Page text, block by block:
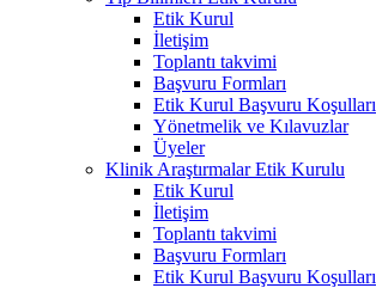
Etik Kurul
İletişim
Toplantı takvimi
Başvuru Formları
Etik Kurul Başvuru Koşulları
Yönetmelik ve Kılavuzlar
Üyeler
Klinik Araştırmalar Etik Kurulu
Etik Kurul
İletişim
Toplantı takvimi
Başvuru Formları
Etik Kurul Başvuru Koşulları